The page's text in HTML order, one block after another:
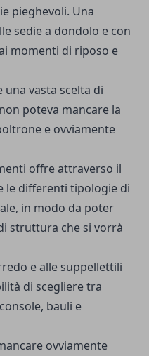
pieghevoli. Una
sedie a dondolo e con
momenti di riposo e
vasta scelta di
poteva mancare la
e ovviamente
offre attraverso il
le differenti tipologie di
in modo da poter
struttura che si vorrà
e alle suppellettili
di scegliere tra
bauli e
ovviamente